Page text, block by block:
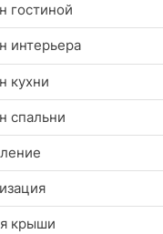
гостиной
интерьера
кухни
спальни
крыши